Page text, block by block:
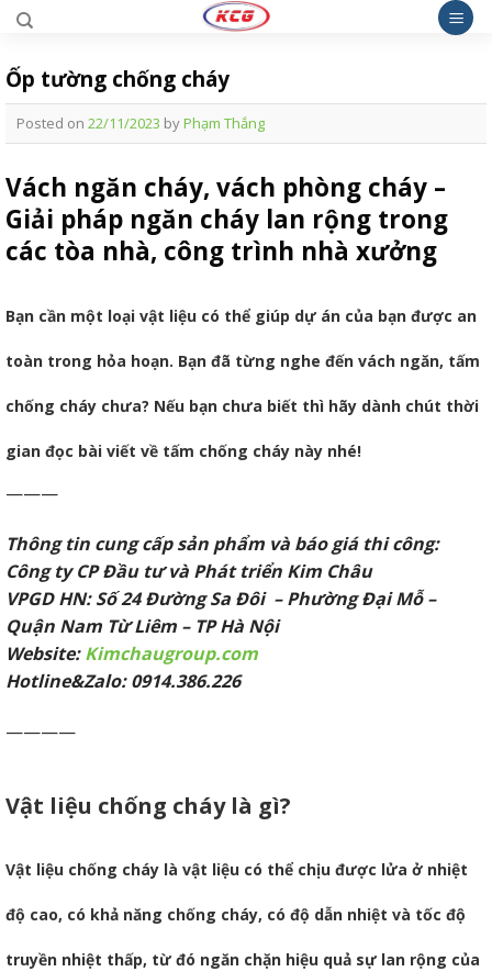
Skip
content
Ốp tường chống cháy
Posted on 22/11/2023 byPhạm Thắng
Vách ngăn cháy, vách phòng cháy –
Giải pháp ngăn cháy lan rộng trong
các tòa nhà, công trình nhà xưởng
Bạn cần một loại vật liệu có thể giúp dự án của bạn được an
toàn trong hỏa hoạn. Bạn đã từng nghe đến vách ngăn, tấm
chống cháy chưa? Nếu bạn chưa biết thì hãy dành chút thời
gian đọc bài viết về tấm chống cháy này nhé!
———
Thông tin cung cấp sản phẩm và báo giá thi công:
Công ty CP Đầu tư và Phát triển Kim Châu
VPGD HN: Số 24 Đường Sa Đôi – Phường Đại Mỗ –
Quận Nam Từ Liêm – TP Hà Nội
Website:Kimchaugroup.com
Hotline&Zalo: 0914.386.226
————
Vật liệu chống cháy là gì?
Vật liệu chống cháy là vật liệu có thể chịu được lửa ở nhiệt
độ cao, có khả năng chống cháy, có độ dẫn nhiệt và tốc độ
truyền nhiệt thấp, từ đó ngăn chặn hiệu quả sự lan rộng của